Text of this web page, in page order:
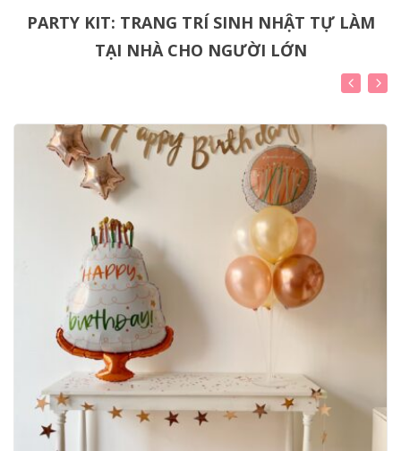
PARTY KIT: TRANG TRÍ SINH NHẬT TỰ LÀM
TẠI NHÀ CHO NGƯỜI LỚN